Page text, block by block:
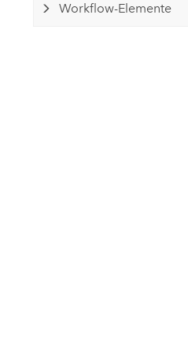
Workflow-Elemente